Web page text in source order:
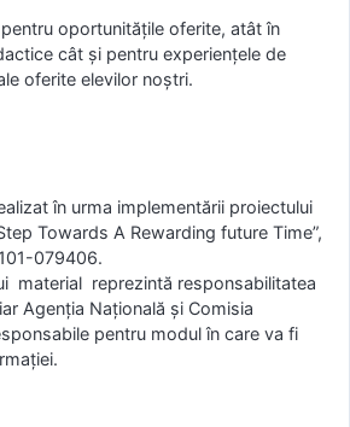
oportunitățile oferite, atât în
cât și pentru experiențele de
oferite elevilor noștri.
în urma implementării proiectului
Towards A Rewarding future Time”,
079406.
material reprezintă responsabilitatea
Agenția Națională și Comisia
pentru modul în care va fi